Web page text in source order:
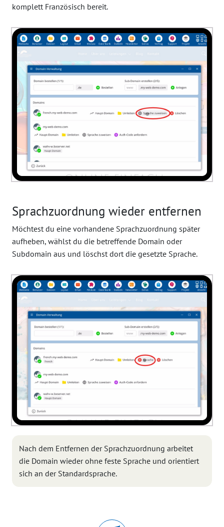
komplett Französisch bereit.
Sprachzuordnung wieder entfernen
Möchtest du eine vorhandene Sprachzuordnung später
aufheben, wählst du die betreffende Domain oder
Subdomain aus und löschst dort die gesetzte Sprache.
Nach dem Entfernen der Sprachzuordnung arbeitet
die Domain wieder ohne feste Sprache und orientiert
sich an der Standardsprache.